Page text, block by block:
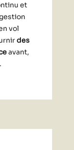
et
vol
des
avant,